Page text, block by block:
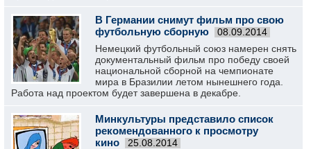
В Германии снимут фильм про свою
футбольную сборную
08.09.2014
Немецкий футбольный союз намерен снять
документальный фильм про победу своей
национальной сборной на чемпионате
мира в Бразилии летом нынешнего года.
Работа над проектом будет завершена в декабре.
Минкультуры представило список
рекомендованного к просмотру
кино
25.08.2014